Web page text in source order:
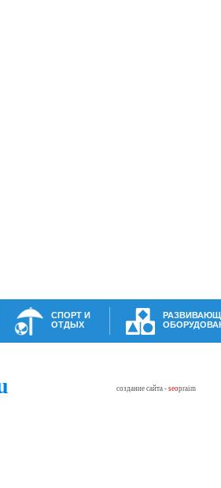
СПОРТ И
ОТДЫХ
создание сайта - seopraim